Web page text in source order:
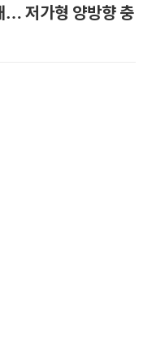
… 저가형 양방향 충